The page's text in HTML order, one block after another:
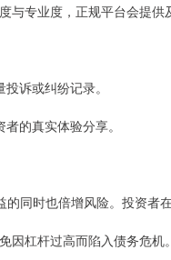
与专业度，正规平台会提供
诉或纠纷记录。
的真实体验分享。
的同时也倍增风险。投资者
因杠杆过高而陷入债务危机。